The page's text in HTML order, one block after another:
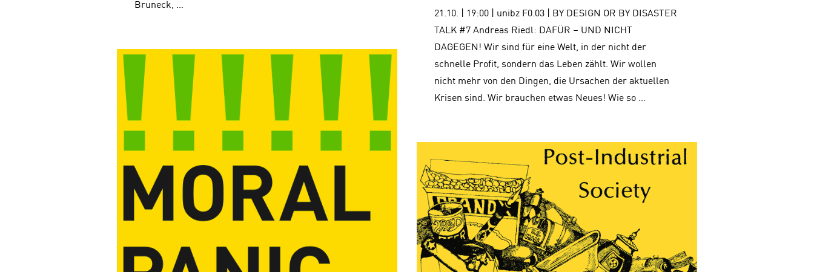
Bruneck, …
21.10. | 19:00 | unibz F0.03 | BY DESIGN OR BY DISASTER
TALK #7 Andreas Riedl: DAFÜR – UND NICHT
DAGEGEN! Wir sind für eine Welt, in der nicht der
schnelle Profit, sondern das Leben zählt. Wir wollen
nicht mehr von den Dingen, die Ursachen der aktuellen
Krisen sind. Wir brauchen etwas Neues! Wie so …